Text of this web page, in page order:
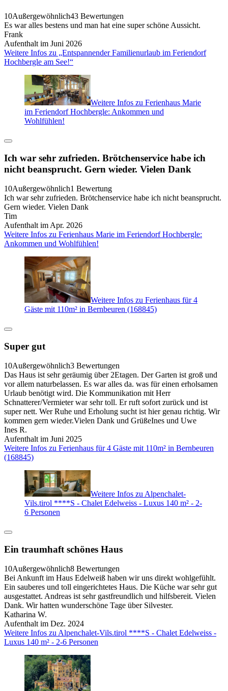
10Außergewöhnlich43 Bewertungen
Es war alles bestens und man hat eine super schöne Aussicht.
Frank
Aufenthalt im Juni 2026
Weitere Infos zu „Entspannender Familienurlaub im Feriendorf
Hochbergle am See!“
Weitere Infos zu Ferienhaus Marie
im Feriendorf Hochbergle: Ankommen und
Wohlfühlen!
Ich war sehr zufrieden. Brötchenservice habe ich
nicht beansprucht. Gern wieder. Vielen Dank
10Außergewöhnlich1 Bewertung
Ich war sehr zufrieden. Brötchenservice habe ich nicht beansprucht.
Gern wieder. Vielen Dank
Tim
Aufenthalt im Apr. 2026
Weitere Infos zu Ferienhaus Marie im Feriendorf Hochbergle:
Ankommen und Wohlfühlen!
Weitere Infos zu Ferienhaus für 4
Gäste mit 110m² in Bernbeuren (168845)
Super gut
10Außergewöhnlich3 Bewertungen
Das Haus ist sehr geräumig über 2Etagen. Der Garten ist groß und
vor allem naturbelassen. Es war alles da. was für einen erholsamen
Urlaub benötigt wird. Die Kommunikation mit Herr
Schnatterer/Vermieter war sehr toll. Er ruft sofort zurück und ist
super nett. Wer Ruhe und Erholung sucht ist hier genau richtig. Wir
kommen gern wieder.Vielen Dank und GrüßeInes und Uwe
Ines R.
Aufenthalt im Juni 2025
Weitere Infos zu Ferienhaus für 4 Gäste mit 110m² in Bernbeuren
(168845)
Weitere Infos zu Alpenchalet-
Vils.tirol ****S - Chalet Edelweiss - Luxus 140 m² - 2-
6 Personen
Ein traumhaft schönes Haus
10Außergewöhnlich8 Bewertungen
Bei Ankunft im Haus Edelweiß haben wir uns direkt wohlgefühlt.
Ein sauberes und toll eingerichtetes Haus. Die Küche war sehr gut
ausgestattet. Andreas ist sehr gastfreundlich und hilfsbereit. Vielen
Dank. Wir hatten wunderschöne Tage über Silvester.
Katharina W.
Aufenthalt im Dez. 2024
Weitere Infos zu Alpenchalet-Vils.tirol ****S - Chalet Edelweiss -
Luxus 140 m² - 2-6 Personen